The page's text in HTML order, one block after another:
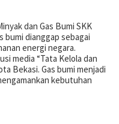
dan Gas Bumi SKK
bumi dianggap sebagai
energi negara.
media “Tata Kelola dan
Bekasi. Gas bumi menjadi
kebutuhan